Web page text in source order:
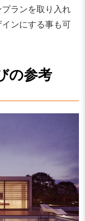
ランを取り入れ
ンにする事も可
の参考